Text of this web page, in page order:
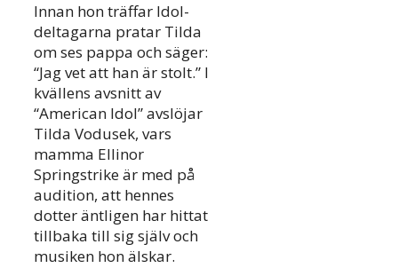
Innan hon träffar Idol-
deltagarna pratar Tilda
om ses pappa och säger:
“Jag vet att han är stolt.” I
kvällens avsnitt av
“American Idol” avslöjar
Tilda Vodusek, vars
mamma Ellinor
Springstrike är med på
audition, att hennes
dotter äntligen har hittat
tillbaka till sig själv och
musiken hon älskar.